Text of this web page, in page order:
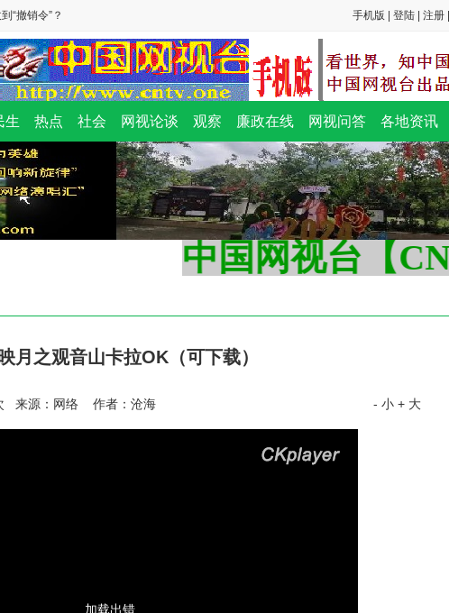
“撤销令”？
之殇
?
的核查报告竟
“撤销令”？
手机版 登陆 注册
生 热点 社会 网视论谈 观察 廉政在线 网视问答 各地资讯
中国网视台【
月之观音山卡拉OK（可下载）
来源：网络 作者：沧海 - 小 + 大
加载出错